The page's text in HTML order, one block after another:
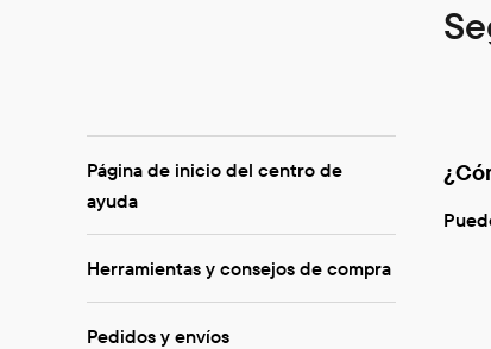
Página de inicio del centro de
ayuda
Herramientas y consejos de compra
Pedidos y envíos